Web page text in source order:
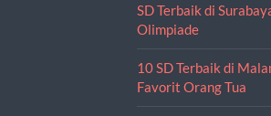
SD Terbaik di
Olimpiade
10 SD Terbaik di
Favorit Orang Tua